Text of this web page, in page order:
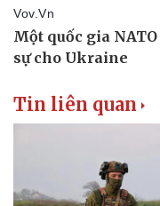
Thông tin doanh nghiệp
Doanh nghiệp 24h
Tin liên quan